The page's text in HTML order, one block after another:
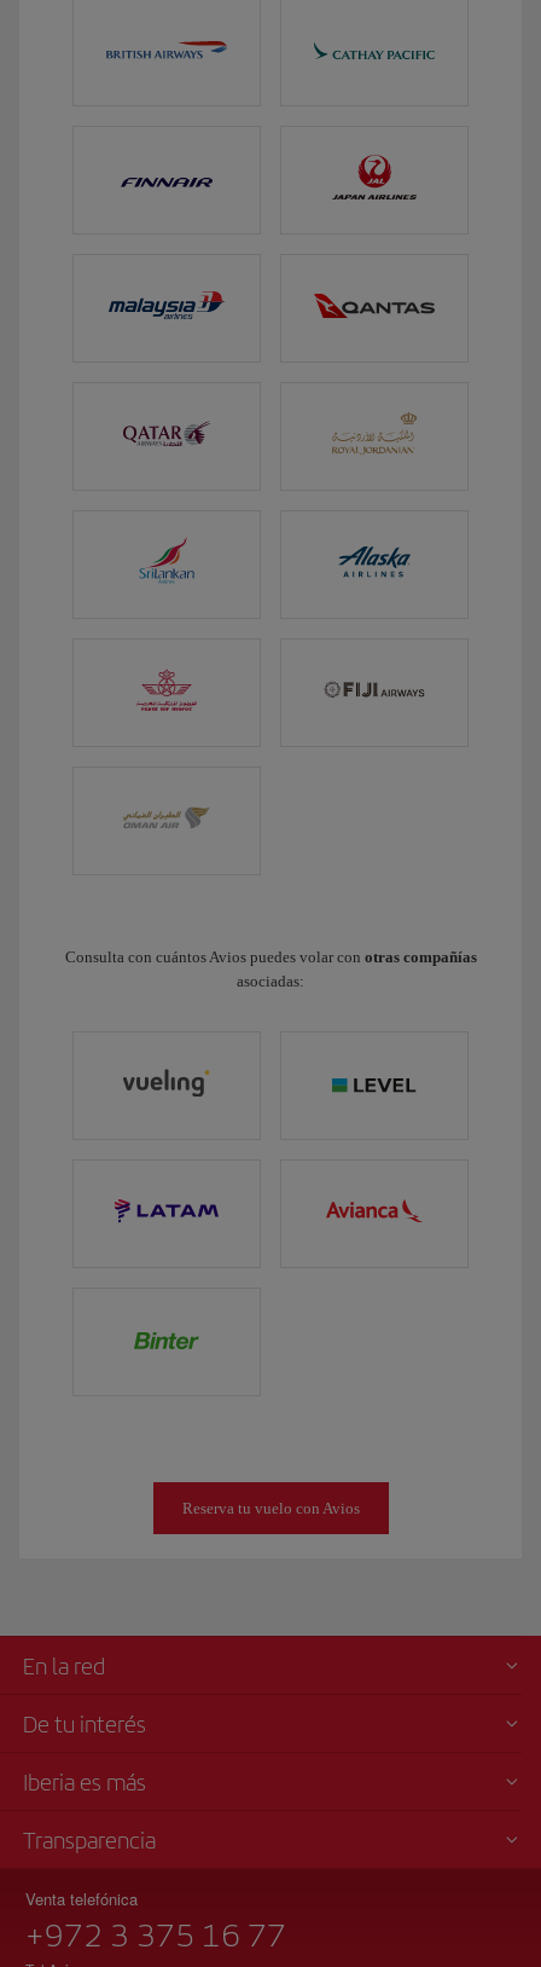
Consulta con cuántos Avios puedes volar con otras compañías
asociadas:
Reserva tu vuelo con Avios
En la red
De tu interés
Iberia es más
Transparencia
Venta telefónica
+972 3 375 16 77